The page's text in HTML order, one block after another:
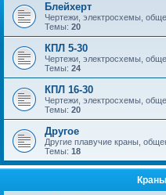
Блейхерт
Чертежи, электросхемы,
Темы: 20
КПЛ 5-30
Чертежи, электросхемы,
Темы: 24
КПЛ 16-30
Чертежи, электросхемы,
Темы: 20
Другое
Другие плавучие краны,
Темы: 18